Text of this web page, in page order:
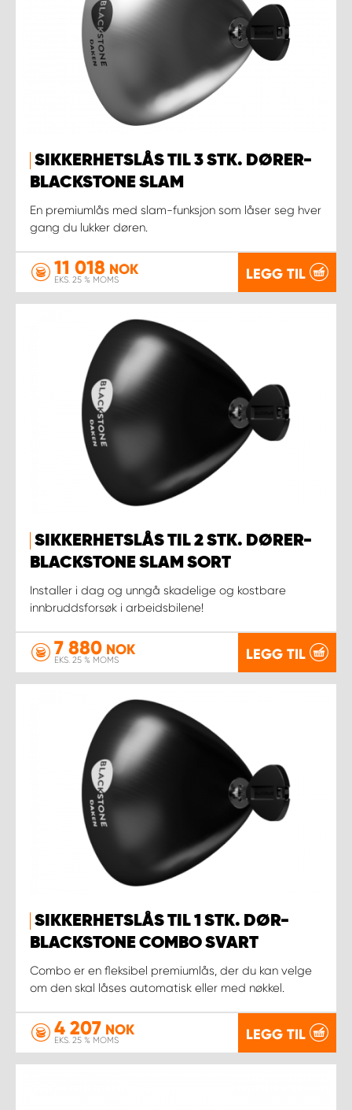
SIKKERHETSLÅS TIL 3 STK. DØRER-
BLACKSTONE SLAM
En premiumlås med slam-funksjon som låser seg hver
gang du lukker døren.
11 018 NOK
EKS. 25 % MOMS LEGG TIL
SIKKERHETSLÅS TIL 2 STK. DØRER-
BLACKSTONE SLAM SORT
Installer i dag og unngå skadelige og kostbare
innbruddsforsøk i arbeidsbilene!
7 880 NOK
EKS. 25 % MOMS LEGG TIL
SIKKERHETSLÅS TIL 1 STK. DØR-
BLACKSTONE COMBO SVART
Combo er en fleksibel premiumlås, der du kan velge
om den skal låses automatisk eller med nøkkel.
4 207 NOK
EKS. 25 % MOMS LEGG TIL